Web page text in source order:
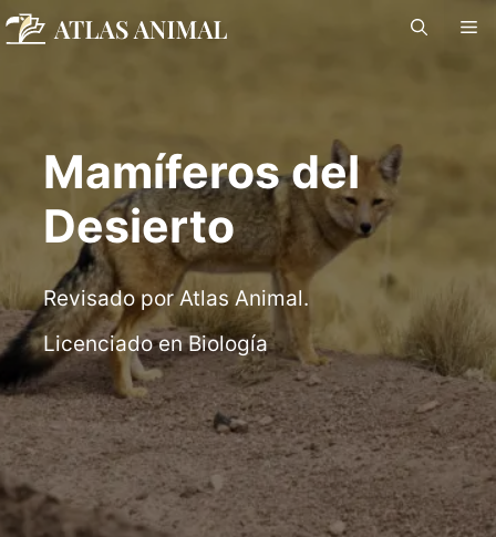
Saltar
Mamíferos del
Desierto
Revisado por Atlas Animal.
Licenciado en Biología